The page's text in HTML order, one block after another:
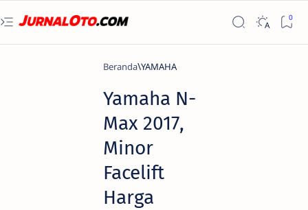
Beranda YAMAHA
Yamaha N-
Max 2017,
Minor
Facelift
Harga